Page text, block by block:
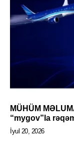
MÜHÜM
“mygov”la
İyul 20, 2026